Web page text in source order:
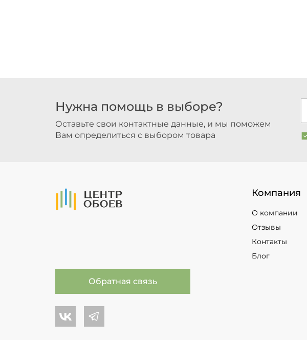
Нужна помощь в выборе?
Оставьте свои контактные данные, и мы поможем
Вам определиться с выбором товара
На Главную Компания
О компании
Отзывы
Контакты
Блог
Обратная связь
Центр обоев во Вконтакте
Центр обоев в Телеграме